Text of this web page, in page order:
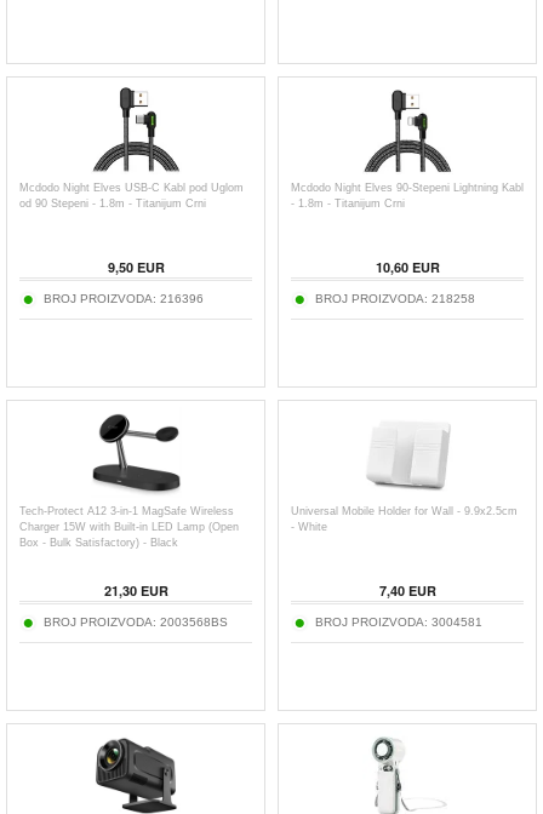
Mcdodo Night Elves USB-C Kabl pod Uglom
od 90 Stepeni - 1.8m - Titanijum Crni
9,50EUR
BROJ PROIZVODA: 216396
Mcdodo Night Elves 90-Stepeni Lightning Kabl
- 1.8m - Titanijum Crni
10,60EUR
BROJ PROIZVODA: 218258
Tech-Protect A12 3-in-1 MagSafe Wireless
Charger 15W with Built-in LED Lamp (Open
Box - Bulk Satisfactory) - Black
21,30EUR
BROJ PROIZVODA: 2003568BS
Universal Mobile Holder for Wall - 9.9x2.5cm
- White
7,40EUR
BROJ PROIZVODA: 3004581